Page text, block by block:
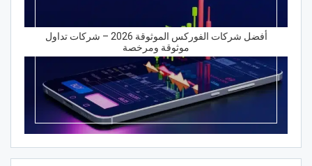
أفضل شركات الفوركس الموثوقة 2026 – شركات تداول
موثوقة ومرخصة